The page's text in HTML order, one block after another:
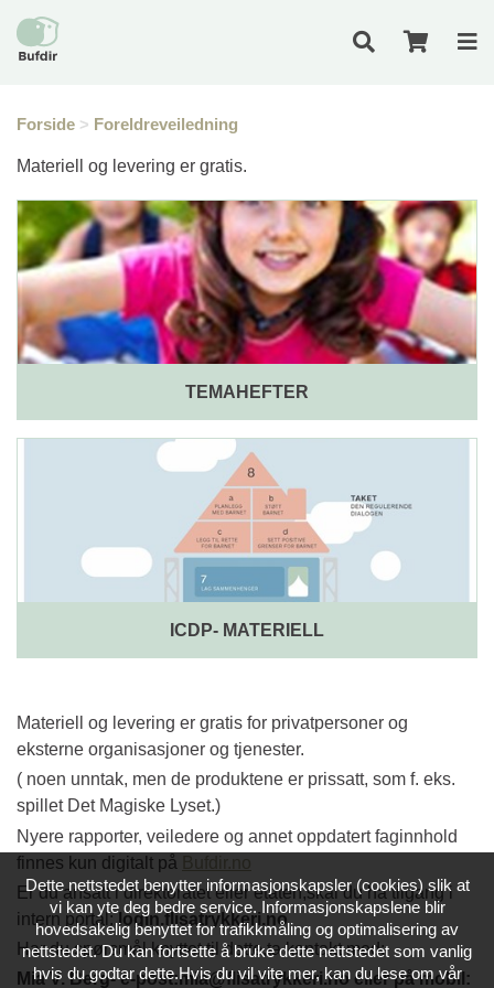
Forside > Foreldreveiledning
Materiell og levering er gratis.
TEMAHEFTER
ICDP- MATERIELL
Materiell og levering er gratis for privatpersoner og
eksterne organisasjoner og tjenester.
( noen unntak, men de produktene er prissatt, som f. eks.
spillet Det Magiske Lyset.)
Nyere rapporter, veiledere og annet oppdatert faginnhold
finnes kun digitalt på Bufdir.no
Er du ansatt i direktoratet eller etaten,skal du ha tilgang i
intern portal:login.flisatrykkeri.no
Har du spørsmål knyttet til dette,ta kontakt med:
Mia V. Berg- e-post:mia@flisatrykkeri.no eller på mobil:
Dette nettstedet benytter informasjonskapsler (cookies) slik at
vi kan yte deg bedre service. Informasjonskapslene blir
hovedsakelig benyttet for trafikkmåling og optimalisering av
nettstedet. Du kan fortsette å bruke dette nettstedet som vanlig
hvis du godtar dette.Hvis du vil vite mer, kan du lese om vår